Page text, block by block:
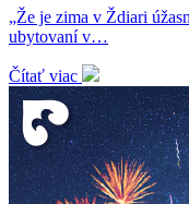
„Že je zima v Ždiari
ubytovaní v…
Čítať viac